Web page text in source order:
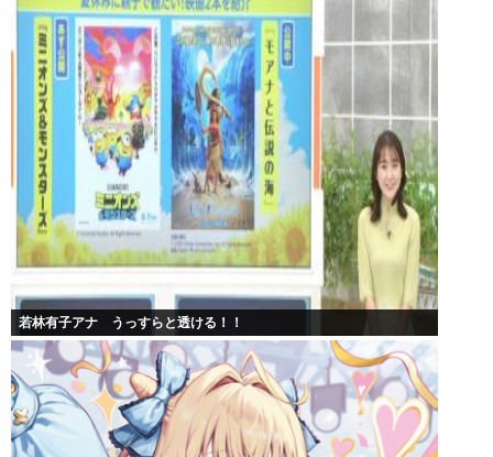
若林有子アナ うっすらと透ける！！